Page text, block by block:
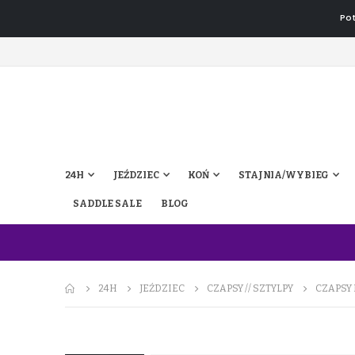
24H JEŹDZIEC KOŃ STAJNIA/WYBIEG
SADDLE SALE BLOG
24H JEŹDZIEC CZAPSY // SZTYLPY